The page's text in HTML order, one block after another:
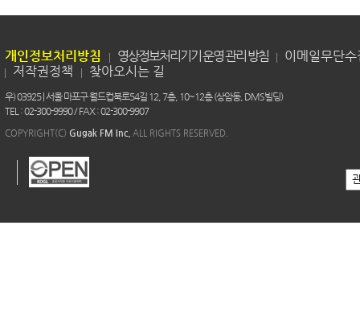
개인정보처리방침 영상정보처리기기 운영 관리 방침
이메일무단
저작권정책
찾아오시는 길
우) 03925 | 서울 마포구 월드컵북로54길 12, 7층, 10~12층 (상암동, DMS빌딩)
TEL : 02-300-9990 / FAX : 02-300-9907
COPYRIGHT(C) Gugak FM Inc. ALL RIGHTS RESERVED.